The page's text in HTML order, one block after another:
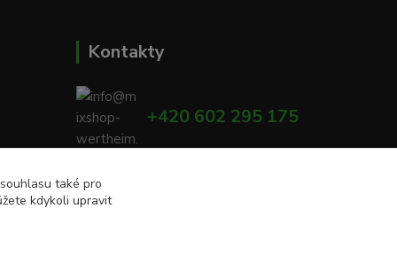
Kontakty
+420 602 295 175
také pro
kdykoli upravit